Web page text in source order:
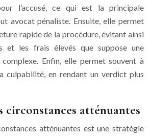
l’accusé, ce qui est la principale
avocat pénaliste. Ensuite, elle permet
rapide de la procédure, évitant ainsi
et les frais élevés que suppose une
Enfin, elle permet souvent à
culpabilité, en rendant un verdict plus
circonstances atténuantes
atténuantes est une stratégie